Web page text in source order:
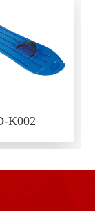
K002